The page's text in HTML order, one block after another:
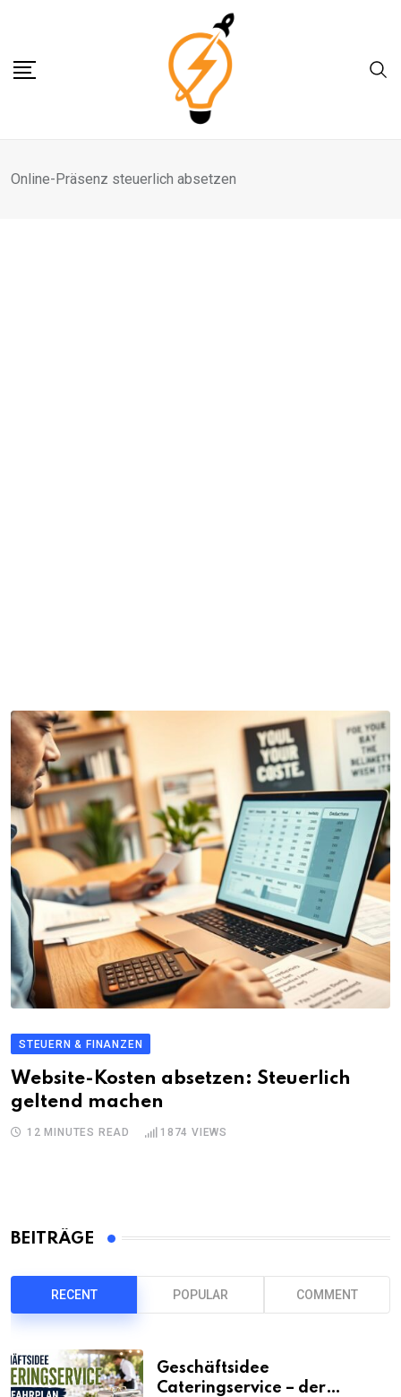
content
Online-Präsenz steuerlich absetzen
STEUERN & FINANZEN
Website-Kosten absetzen: Steuerlich
geltend machen
12 MINUTES READ 1874 VIEWS
BEITRÄGE
RECENT POPULAR COMMENT
Geschäftsidee
Cateringservice – der